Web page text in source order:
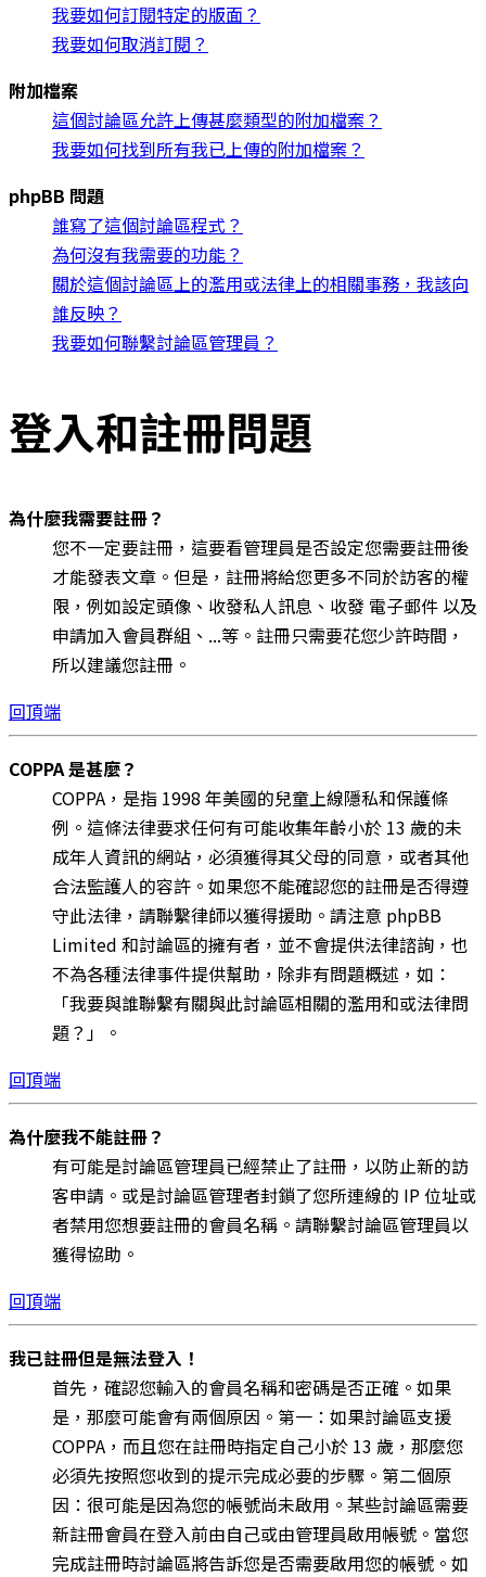
我要如何訂閱特定的版面？
我要如何取消訂閱？
附加檔案
這個討論區允許上傳甚麼類型的附加檔案？
我要如何找到所有我已上傳的附加檔案？
phpBB 問題
誰寫了這個討論區程式？
為何沒有我需要的功能？
關於這個討論區上的濫用或法律上的相關事務，我該向
誰反映？
我要如何聯繫討論區管理員？
登入和註冊問題
為什麼我需要註冊？
您不一定要註冊，這要看管理員是否設定您需要註冊後
才能發表文章。但是，註冊將給您更多不同於訪客的權
限，例如設定頭像、收發私人訊息、收發 電子郵件 以及
申請加入會員群組、...等。註冊只需要花您少許時間，
所以建議您註冊。
回頂端
COPPA 是甚麼？
COPPA，是指 1998 年美國的兒童上線隱私和保護條
例。這條法律要求任何有可能收集年齡小於 13 歲的未
成年人資訊的網站，必須獲得其父母的同意，或者其他
合法監護人的容許。如果您不能確認您的註冊是否得遵
守此法律，請聯繫律師以獲得援助。請注意 phpBB
Limited 和討論區的擁有者，並不會提供法律諮詢，也
不為各種法律事件提供幫助，除非有問題概述，如：
「我要與誰聯繫有關與此討論區相關的濫用和或法律問
題？」。
回頂端
為什麼我不能註冊？
有可能是討論區管理員已經禁止了註冊，以防止新的訪
客申請。或是討論區管理者封鎖了您所連線的 IP 位址或
者禁用您想要註冊的會員名稱。請聯繫討論區管理員以
獲得協助。
回頂端
我已註冊但是無法登入！
首先，確認您輸入的會員名稱和密碼是否正確。如果
是，那麼可能會有兩個原因。第一：如果討論區支援
COPPA，而且您在註冊時指定自己小於 13 歲，那麼您
必須先按照您收到的提示完成必要的步驟。第二個原
因：很可能是因為您的帳號尚未啟用。某些討論區需要
新註冊會員在登入前由自己或由管理員啟用帳號。當您
完成註冊時討論區將告訴您是否需要啟用您的帳號。如